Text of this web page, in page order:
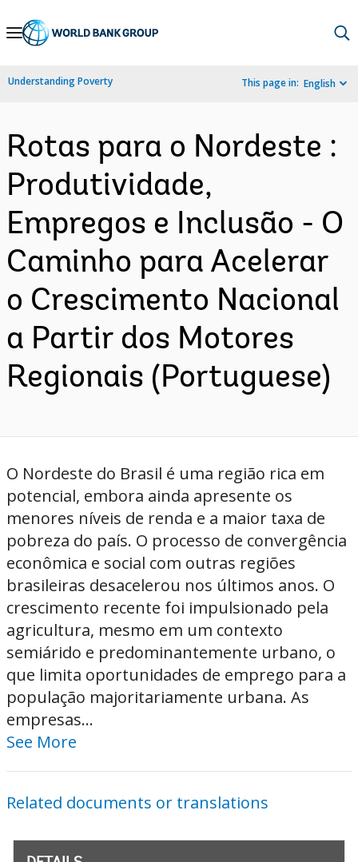
Skip
Navigation
Understanding Poverty This page in: English
Rotas para o Nordeste :
Produtividade,
Empregos e Inclusão - O
Caminho para Acelerar
o Crescimento Nacional
a Partir dos Motores
Regionais (Portuguese)
O Nordeste do Brasil é uma região rica em
potencial, embora ainda apresente os
menores níveis de renda e a maior taxa de
pobreza do país. O processo de convergência
econômica e social com outras regiões
brasileiras desacelerou nos últimos anos. O
crescimento recente foi impulsionado pela
agricultura, mesmo em um contexto
semiárido e predominantemente urbano, o
que limita oportunidades de emprego para a
população majoritariamente urbana. As
empresas...
See More
Related documents or translations